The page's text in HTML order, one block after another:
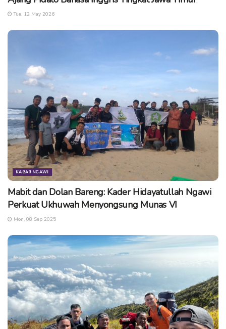
Tue, 12 May 2026
KABAR NGAWI
Mabit dan Dolan Bareng: Kader Hidayatullah Ngawi
Perkuat Ukhuwah Menyongsung Munas VI
Mon, 08 Sep 2025